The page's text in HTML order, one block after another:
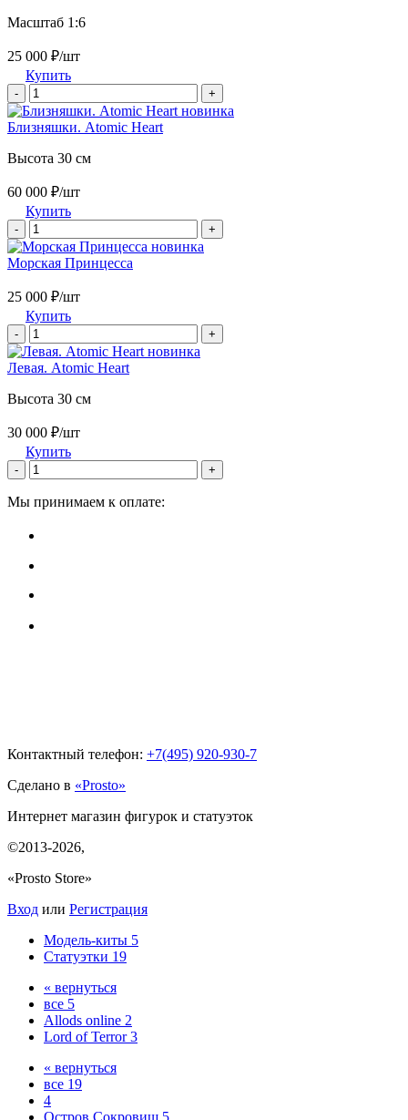
Масштаб 1:6
25 000 ₽/шт
Купить
- +
новинка
Близняшки. Atomic Heart
Высота 30 см
60 000 ₽/шт
Купить
- +
новинка
Морская Принцесса
25 000 ₽/шт
Купить
- +
новинка
Левая. Atomic Heart
Высота 30 см
30 000 ₽/шт
Купить
- +
Мы принимаем к оплате:
Контактный телефон: +7(495) 920-930-7
Сделано в «Prosto»
Интернет магазин фигурок и статуэток
©2013-2026,
«Prosto Store»
Вход или Регистрация
Модель-киты 5
Статуэтки 19
« вернуться
все 5
Allods online 2
Lord of Terror 3
« вернуться
все 19
4
Остров Сокровищ 5